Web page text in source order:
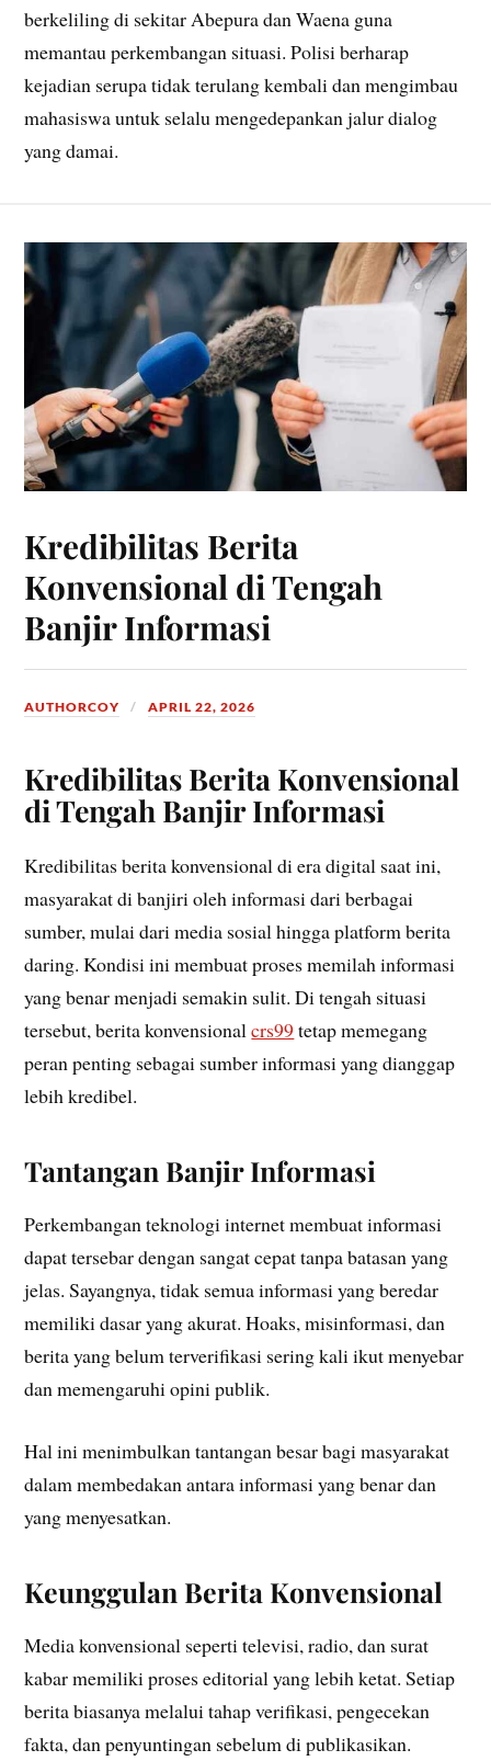
berkeliling di sekitar Abepura dan Waena guna
memantau perkembangan situasi. Polisi berharap
kejadian serupa tidak terulang kembali dan mengimbau
mahasiswa untuk selalu mengedepankan jalur dialog
yang damai.
Kredibilitas Berita
Konvensional di Tengah
Banjir Informasi
AUTHORCOY APRIL 22, 2026
Kredibilitas Berita Konvensional
di Tengah Banjir Informasi
Kredibilitas berita konvensional di era digital saat ini,
masyarakat di banjiri oleh informasi dari berbagai
sumber, mulai dari media sosial hingga platform berita
daring. Kondisi ini membuat proses memilah informasi
yang benar menjadi semakin sulit. Di tengah situasi
tersebut, berita konvensionalcrs99tetap memegang
peran penting sebagai sumber informasi yang dianggap
lebih kredibel.
Tantangan Banjir Informasi
Perkembangan teknologi internet membuat informasi
dapat tersebar dengan sangat cepat tanpa batasan yang
jelas. Sayangnya, tidak semua informasi yang beredar
memiliki dasar yang akurat. Hoaks, misinformasi, dan
berita yang belum terverifikasi sering kali ikut menyebar
dan memengaruhi opini publik.
Hal ini menimbulkan tantangan besar bagi masyarakat
dalam membedakan antara informasi yang benar dan
yang menyesatkan.
Keunggulan Berita Konvensional
Media konvensional seperti televisi, radio, dan surat
kabar memiliki proses editorial yang lebih ketat. Setiap
berita biasanya melalui tahap verifikasi, pengecekan
fakta, dan penyuntingan sebelum di publikasikan.